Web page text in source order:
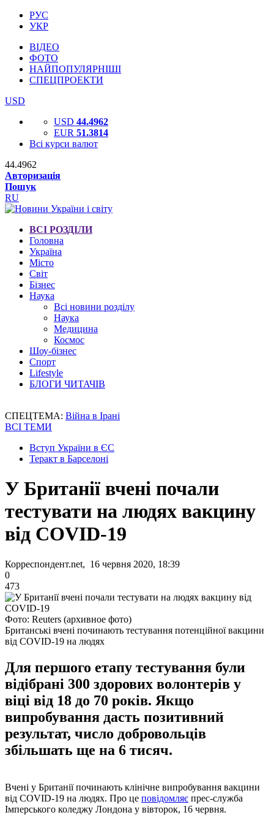
РУС
УКР
ВІДЕО
ФОТО
НАЙПОПУЛЯРНІШІ
СПЕЦПРОЕКТИ
USD
USD 44.4962
EUR 51.3814
Всі курси валют
44.4962
Авторизація
Пошук
RU
ВСІ РОЗДІЛИ
Головна
Україна
Місто
Світ
Бізнес
Наука
Всі новини розділу
Наука
Медицина
Космос
Шоу-бізнес
Спорт
Lifestyle
БЛОГИ ЧИТАЧІВ
СПЕЦТЕМА: Війна в Ірані
ВСІ ТЕМИ
Вступ України в ЄС
Теракт в Барселоні
У Британії вчені почали
тестувати на людях вакцину
від COVID-19
Корреспондент.net, 16 червня 2020, 18:39
0
473
Фото: Reuters (архивное фото)
Британські вчені починають тестування потенційної вакцини
від COVID-19 на людях
Для першого етапу тестування були
відібрані 300 здорових волонтерів у
віці від 18 до 70 років. Якщо
випробування дасть позитивний
результат, число добровольців
збільшать ще на 6 тисяч.
Вчені у Британії починають клінічне випробування вакцини
від COVID-19 на людях. Про це повідомляє прес-служба
Імперського коледжу Лондона у вівторок, 16 червня.